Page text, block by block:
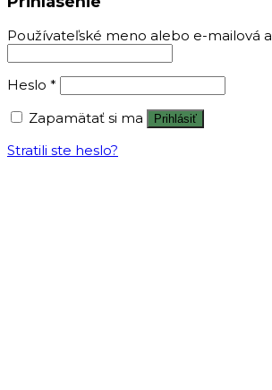
Používateľské meno alebo e-mailová
Heslo *
Zapamätať si ma
Prihlásiť
Stratili ste heslo?